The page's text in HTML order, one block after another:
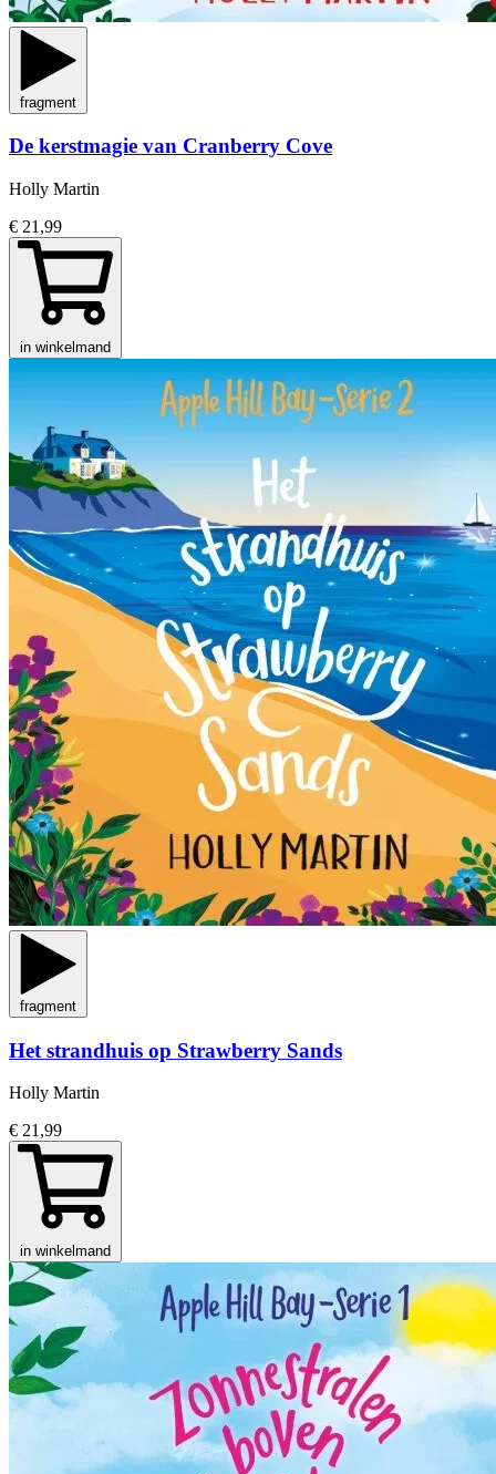
fragment
De kerstmagie van Cranberry Cove
Holly Martin
€ 21,99
in winkelmand
fragment
Het strandhuis op Strawberry Sands
Holly Martin
€ 21,99
in winkelmand